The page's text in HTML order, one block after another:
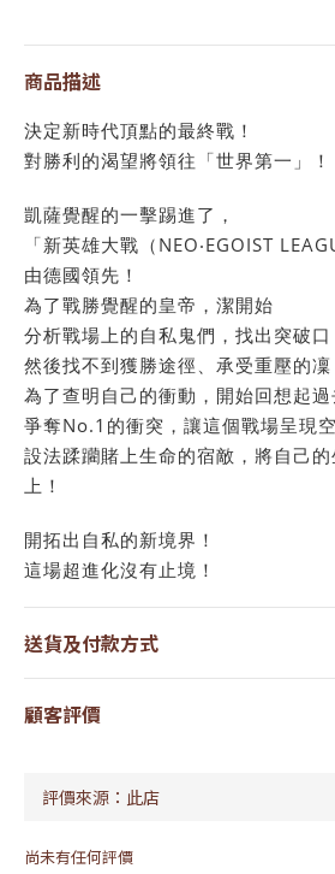
商品描述
決定新時代頂點的最終戰！
對勝利的渴望將領往「世界第一」！
凱薩覺醒的一擊踢進了，
「新英雄大戰（NEO‧EGOIST
由德國領先！
為了戰勝覺醒的皇帝，潔開始
分析戰場上的自私鬼們，找出突破口
然後找不到獲勝途徑、承受重壓的凜
為了查明自己的衝動，開始回想起
爭奪No.1的衝突，讓這個戰場呈現
設法蹂躪賭上生命的宿敵，將自己
上！
開拓出自私的新境界！
這場超進化沒有止境！
送貨及付款方式
顧客評價
尚未有任何評價